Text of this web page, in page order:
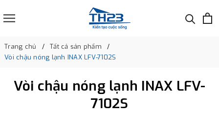
Trang chủ
Tất cả sản phẩm
Vòi chậu nóng lạnh INAX LFV-7102S
Vòi chậu nóng lạnh INAX LFV-
7102S